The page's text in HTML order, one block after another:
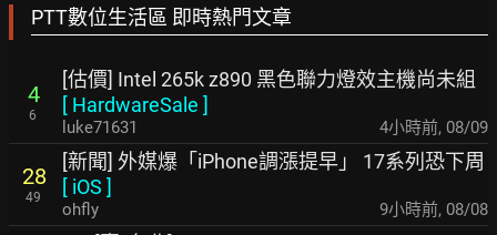
PTT數位生活區 即時熱門文章
4
6
[估價] Intel 265k z890 黑色聯力燈效主機尚未組
[ HardwareSale ]
luke71631 4小時前, 08/09
28
49
[新聞] 外媒爆「iPhone調漲提早」 17系列恐下周
[ iOS ]
ohfly 9小時前, 08/08